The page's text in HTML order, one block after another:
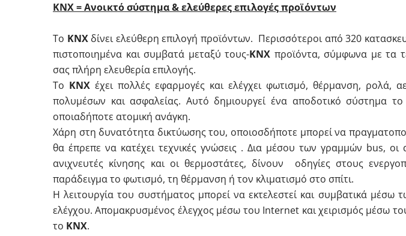
ΚΝΧ = Ανοικτό σύστημα & ελεύθερες επιλογές προϊόντων
Το KNX δίνει ελεύθερη επιλογή προϊόντων. Περισσότεροι από 320
πιστοποιημένα και συμβατά μεταξύ τους-KNX προϊόντα, σύμφωνα με τα
σας πλήρη ελευθερία επιλογής.
Το KNX έχει πολλές εφαρμογές και ελέγχει φωτισμό, θέρμανση, ρολά,
πολυμέσων και ασφαλείας. Αυτό δημιουργεί ένα αποδοτικό σύστημα
οποιαδήποτε ατομική ανάγκη.
Χάρη στη δυνατότητα δικτύωσης του, οποιοσδήποτε μπορεί να
θα έπρεπε να κατέχει τεχνικές γνώσεις . Δια μέσου των γραμμών bus, οι
ανιχνευτές κίνησης και οι θερμοστάτες, δίνουν οδηγίες στους
παράδειγμα το φωτισμό, τη θέρμανση ή τον κλιματισμό στο σπίτι.
Η λειτουργία του συστήματος μπορεί να εκτελεστεί και συμβατικά
ελέγχου. Απομακρυσμένος έλεγχος μέσω του Internet και χειρισμός μέσω
το KNX.